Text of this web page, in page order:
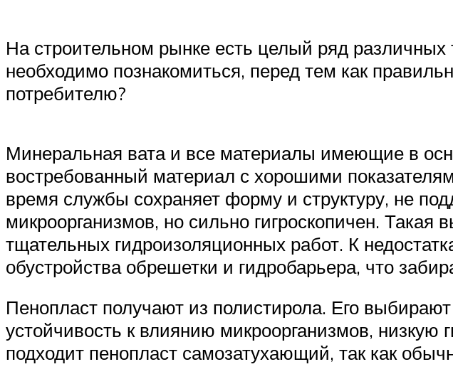
На строительном рынке есть целый ряд
необходимо познакомиться, перед тем как
потребителю?
Минеральная вата и все материалы имеющие в
востребованный материал с хорошими
время службы сохраняет форму и структуру, не
микроорганизмов, но сильно гигроскопичен.
тщательных гидроизоляционных работ. К
обустройства обрешетки и гидробарьера, что
Пенопласт получают из полистирола. Его
устойчивость к влиянию микроорганизмов,
подходит пенопласт самозатухающий, так как